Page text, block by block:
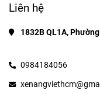
Liên hệ
1832B QL1A,
0984184056